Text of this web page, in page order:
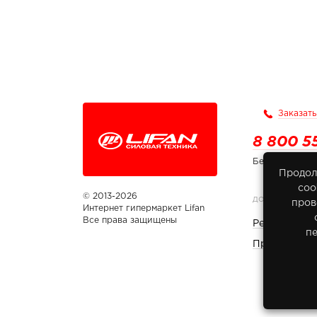
© 2013-2026
Интернет гипермаркет Lifan
Все права защищены
8 800
Бесплатно по
ДОКУМЕНТЫ
Реквизиты
Правовая